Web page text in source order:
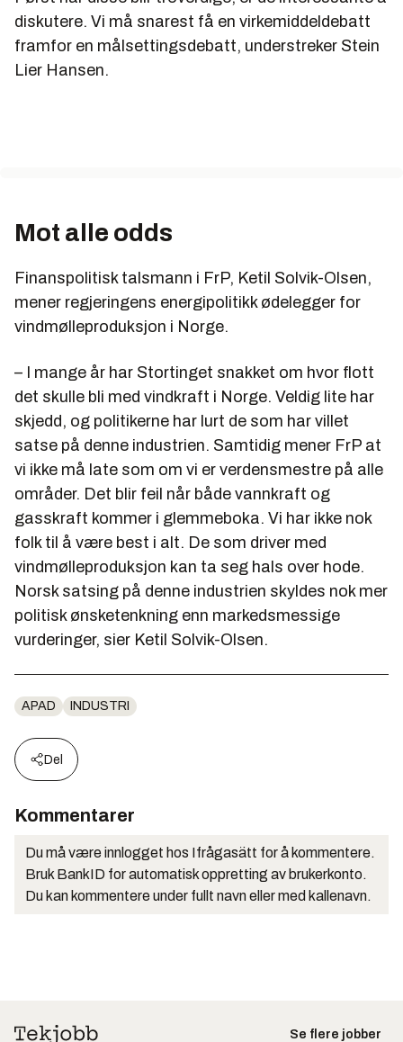
diskutere. Vi må snarest få en virkemiddeldebatt
framfor en målsettingsdebatt, understreker Stein
Lier Hansen.
Mot alle odds
Finanspolitisk talsmann i FrP, Ketil Solvik-Olsen,
mener regjeringens energipolitikk ødelegger for
vindmølleproduksjon i Norge.
– I mange år har Stortinget snakket om hvor flott
det skulle bli med vindkraft i Norge. Veldig lite har
skjedd, og politikerne har lurt de som har villet
satse på denne industrien. Samtidig mener FrP at
vi ikke må late som om vi er verdensmestre på alle
områder. Det blir feil når både vannkraft og
gasskraft kommer i glemmeboka. Vi har ikke nok
folk til å være best i alt. De som driver med
vindmølleproduksjon kan ta seg hals over hode.
Norsk satsing på denne industrien skyldes nok mer
politisk ønsketenkning enn markedsmessige
vurderinger, sier Ketil Solvik-Olsen.
APAD INDUSTRI
Del
Kommentarer
Du må være innlogget hos Ifrågasätt for å kommentere.
Bruk BankID for automatisk oppretting av brukerkonto.
Du kan kommentere under fullt navn eller med kallenavn.
Se flere jobber